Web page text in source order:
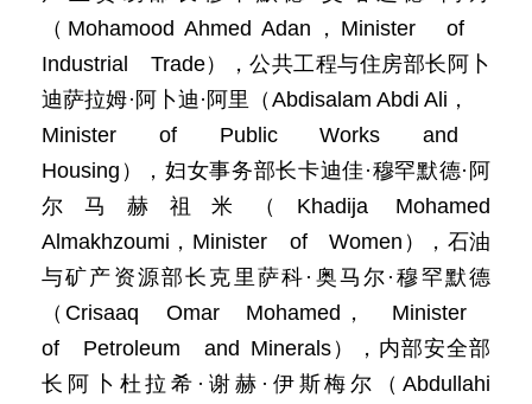
（Mohamood Ahmed Adan，Minister of
Industrial Trade），公共工程与住房部长阿卜
迪萨拉姆·阿卜迪·阿里（Abdisalam Abdi Ali，
Minister of Public Works and
Housing），妇女事务部长卡迪佳·穆罕默德·阿
尔马赫祖米（Khadija Mohamed
Almakhzoumi，Minister of Women），石油
与矿产资源部长克里萨科·奥马尔·穆罕默德
（Crisaaq Omar Mohamed， Minister
of Petroleum and Minerals），内部安全部
长阿卜杜拉希·谢赫·伊斯梅尔（Abdullahi